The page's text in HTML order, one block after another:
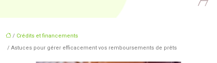
/ Crédits et financements
/ Astuces pour gérer efficacement vos remboursements de prêts